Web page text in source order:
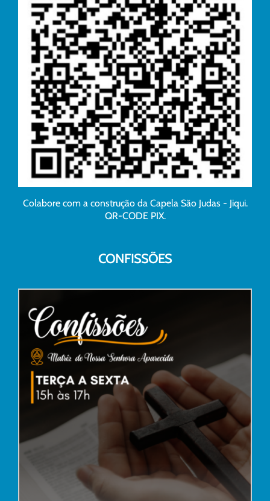
Colabore com a construção da Capela São Judas - Jiqui.
QR-CODE PIX.
CONFISSÕES